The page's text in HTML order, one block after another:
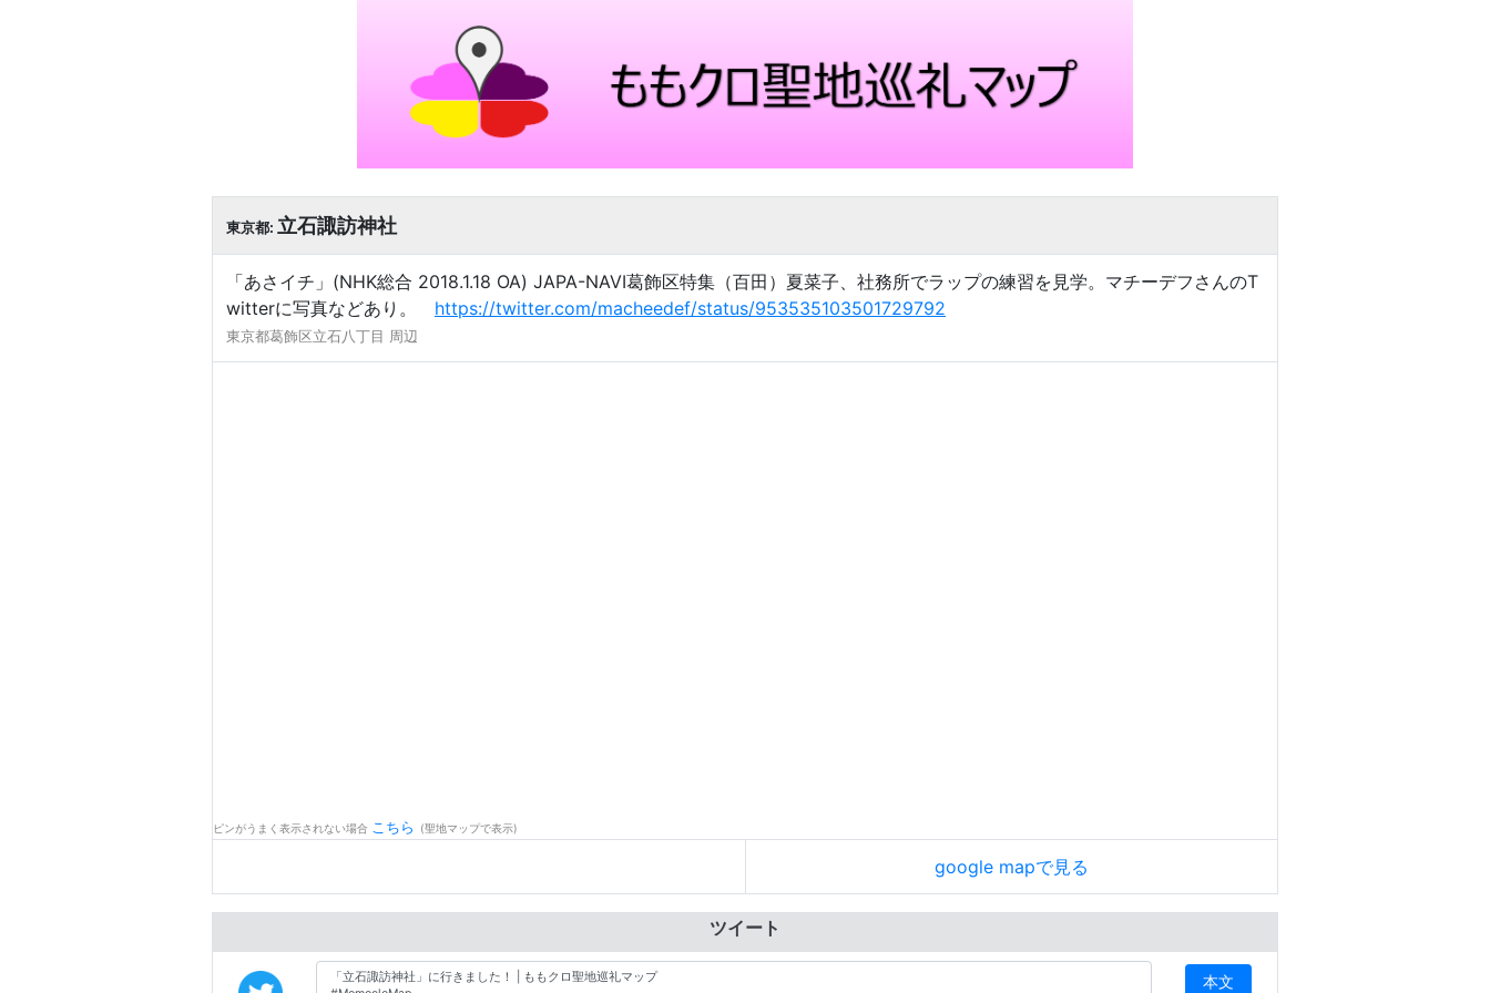
東京都: 立石諏訪神社
「あさイチ」(NHK総合 2018.1.18 OA) JAPA-NAVI葛飾区特集（百田）夏菜子、社務所でラップの練習を見学。マチーデフさんのT
witterに写真などあり。 https://twitter.com/macheedef/status/953535103501729792
東京都葛飾区立石八丁目 周辺
ピンがうまく表示されない場合 こちら (聖地マップで表示)
google mapで見る
ツイート
本文